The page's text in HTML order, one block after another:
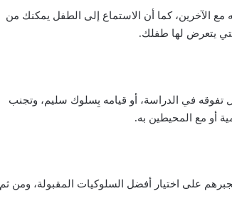
مع الآخرين، كما أن الاستماع إلى الطفل يمكنك من
يتعرض لها طفلك.
في الدراسة، أو قيامه بِسلوك سليم، وتجنب
أو مع المحيطين به.
على اختيار أفضل السلوكيات المقبولة، ومن ثم